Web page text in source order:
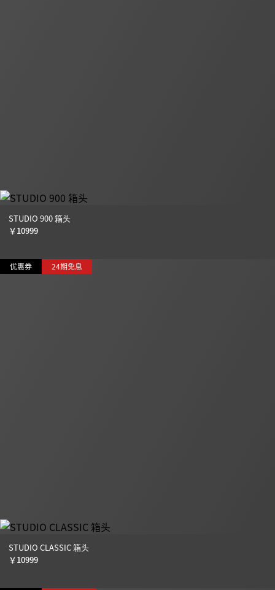
STUDIO 900 箱头
￥10999
优惠券 24期免息
STUDIO CLASSIC 箱头
￥10999